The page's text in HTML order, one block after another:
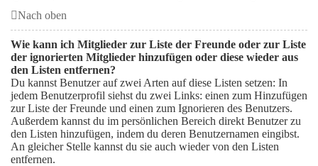
Nach oben
Wie kann ich Mitglieder zur Liste der Freunde oder zur Liste
der ignorierten Mitglieder hinzufügen oder diese wieder aus
den Listen entfernen?
Du kannst Benutzer auf zwei Arten auf diese Listen setzen: In
jedem Benutzerprofil siehst du zwei Links: einen zum Hinzufügen
zur Liste der Freunde und einen zum Ignorieren des Benutzers.
Außerdem kannst du im persönlichen Bereich direkt Benutzer zu
den Listen hinzufügen, indem du deren Benutzernamen eingibst.
An gleicher Stelle kannst du sie auch wieder von den Listen
entfernen.